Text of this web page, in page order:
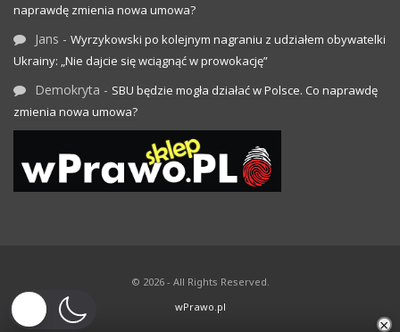
naprawdę zmienia nowa umowa?
Jans - Wyrzykowski po kolejnym nagraniu z udziałem obywatelki
Ukrainy: „Nie dajcie się wciągnąć w prowokację”
Demokryta - SBU będzie mogła działać w Polsce. Co naprawdę
zmienia nowa umowa?
© 2026 - All Rights Reserved.
wPrawo.pl
×